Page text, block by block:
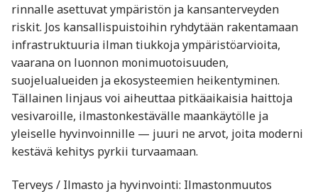
rinnalle asettuvat ympäristön ja kansanterveyden
riskit. Jos kansallispuistoihin ryhdytään rakentamaan
infrastruktuuria ilman tiukkoja ympäristöarvioita,
vaarana on luonnon monimuotoisuuden,
suojelualueiden ja ekosysteemien heikentyminen.
Tällainen linjaus voi aiheuttaa pitkäaikaisia haittoja
vesivaroille, ilmastonkestävälle maankäytölle ja
yleiselle hyvinvoinnille — juuri ne arvot, joita moderni
kestävä kehitys pyrkii turvaamaan.
Terveys / Ilmasto ja hyvinvointi: Ilmastonmuutos